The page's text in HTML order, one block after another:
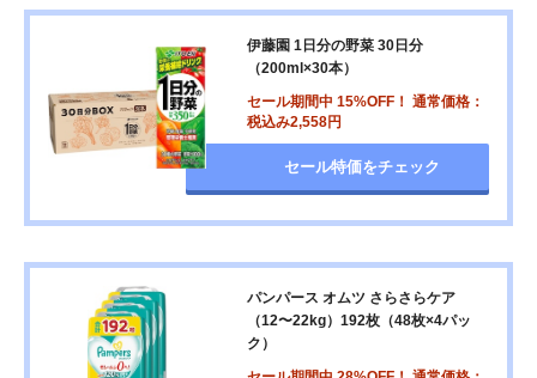
伊藤園 1日分の野菜 30日分
（200ml×30本）
セール期間中 15%OFF！ 通常価格：
税込み2,558円
セール特価をチェック
パンパース オムツ さらさらケア
（12〜22kg）192枚（48枚×4パッ
ク）